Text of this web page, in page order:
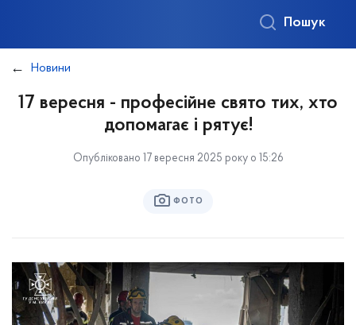
Пошук
Новини
17 вересня - професійне свято тих, хто
допомагає і рятує!
Опубліковано 17 вересня 2025 року о 15:26
ФОТО